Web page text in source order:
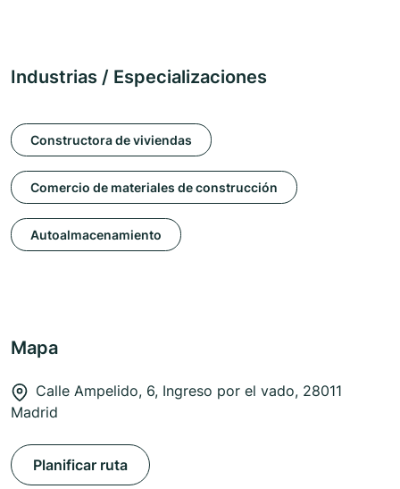
Industrias / Especializaciones
Constructora de viviendas
Comercio de materiales de construcción
Autoalmacenamiento
Mapa
Calle Ampelido, 6, Ingreso por el vado, 28011
Madrid
Planificar ruta